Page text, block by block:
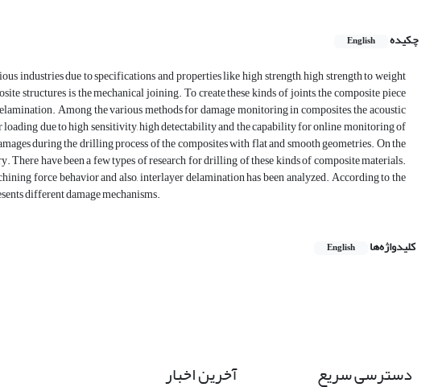
چکیده
English
industries due to specifications and properties like high strength, high strength to weight
structures is the mechanical joining. To create these kinds of joints, the composite piece
Among the various methods for damage monitoring in composites, the acoustic
loading due to high sensitivity, high detectability and the capability for online monitoring of
during the drilling process of the composites with flat and smooth geometries. On the
have been a few types of research for drilling of these kinds of composite materials.
force behavior and also, interlayer delamination has been analyzed. According to the
different damage mechanisms.
کلیدواژه‌ها English
دسترسی سریع آخرین اخبار